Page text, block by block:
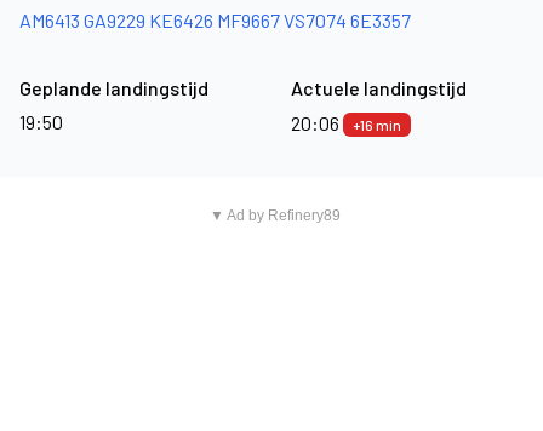
AM6413 GA9229 KE6426 MF9667VS7074 6E3357
Geplande landingstijd
19:50
Actuele landingstijd
20:06
+16 min
▼ Ad by Refinery89